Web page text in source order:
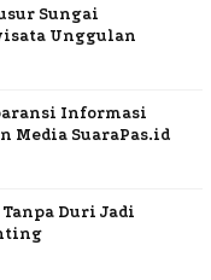
Sungai
Unggulan
Informasi
Media SuaraPas.id
Duri Jadi